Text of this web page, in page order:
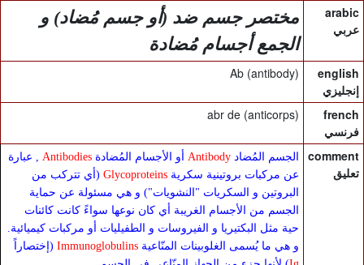
arabic
عربي
مختصر جسم ضد (أو جسم مُضاد) و
الجمع أجسام مُضادة
english
إنجليزي
Ab (antibody)
french
فرنسي
abr de (anticorps)
comment
تعليق
الجسم المُضاد Antibodyأو الأجسام المُضادة Antibodies, عبارة
عن مركبات بروتينية سكرية Glycoproteins(أي تتركب من
البروتين و السكريات "النشويات") و هي مسئولة عن حماية
الجسم من الأجسام الغريبة أي كان نوعها سواءً كانت كائنات
حية مثل البكتيريا و الفيروسات و الطفيليات أو مركبات كيميائية.
و هي ما يُسمى الغلوبينات المنّاعية Immunoglobulins(إختصاراً